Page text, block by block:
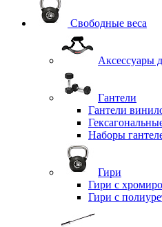
Свободные веса
Аксессуары
Гантели
Гантели
Наборы
Гири
Гири с
Гири с